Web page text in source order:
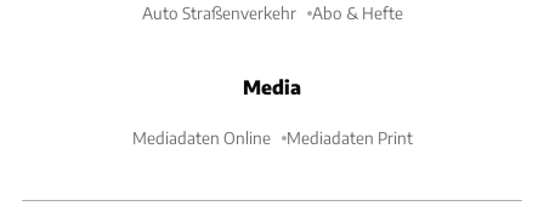
Auto Straßenverkehr Abo & Hefte
Media
Mediadaten Online Mediadaten Print